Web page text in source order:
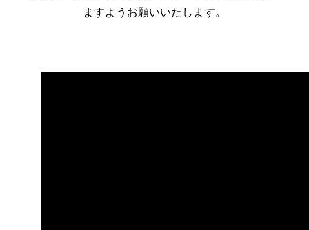
ますようお願いいたします。